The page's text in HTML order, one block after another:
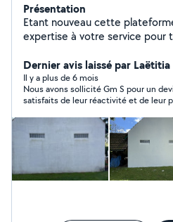
Présentation
Etant nouveau cette
expertise à votre service pour
Nettoyage de toiture, façade et pignons
et application d'enduit Travaux de maçonnerie Nous
vous garantissons un travail
Contactez-nous dès
Nos réseaux : Instagram : Altis
Altis Rénovation site :
Dernier avis laissé par
Il y a plus de 6 mois
Nous avons sollicité Gm S pour un
satisfaits de leur réactivité et de leur
adaptées aux besoins. Même si nous
pour le moment, nous gardons
coordonnées pour l’avenir. Merci